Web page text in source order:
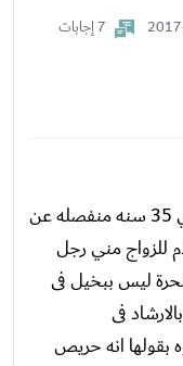
7 إجابات
اول مره اعرض مشكلتي فانا سيده عمري 35 سنه منفصله عن
5 سنوات تقدم للزواج مني رجل
الحرة ليس ببخيل فى
فى
انه حريص